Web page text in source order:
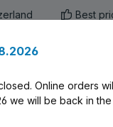
Best
Online orders
we will be back in